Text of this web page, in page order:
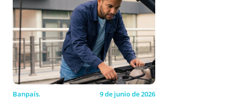
Banpaís. 9 de junio de 2026